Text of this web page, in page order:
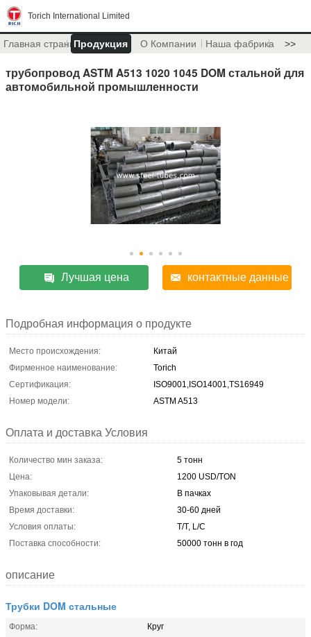
Torich International Limited
Главная страницаПродукция О Компании Наша фабрика >>
трубопровод ASTM A513 1020 1045 DOM стальной для
автомобильной промышленности
Лучшая цена контактные данные
Подробная информация о продукте
Место происхождения:
Китай
Фирменное наименование:
Torich
Сертификация:
ISO9001,ISO14001,TS16949
Номер модели:
ASTM A513
Оплата и доставка Условия
Количество мин заказа:
5 тонн
Цена:
1200 USD/TON
Упаковывая детали:
В пачках
Время доставки:
30-60 дней
Условия оплаты:
T/T, L/C
Поставка способности:
50000 тонн в год
описание
Трубки DOM стальные
Форма:
Круг